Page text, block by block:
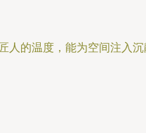
的温度，能为空间注入